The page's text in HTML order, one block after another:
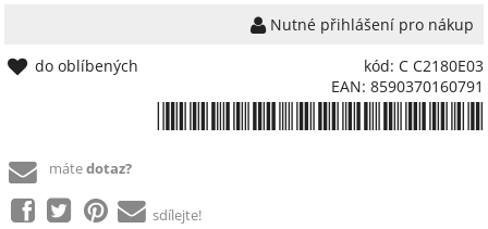
Nutné přihlášení pro nákup
kód: C C2180E03
EAN: 8590370160791
do oblíbených
mátedotaz?
sdílejte!